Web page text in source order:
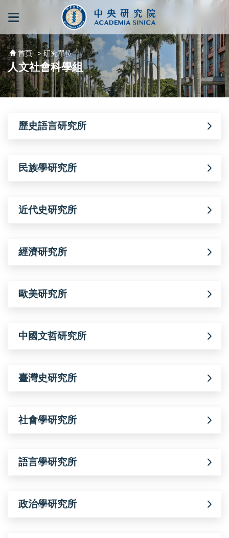
跳到主要內容區塊
首頁 > 研究單位
人文社會科學組
歷史語言研究所
民族學研究所
近代史研究所
經濟研究所
歐美研究所
中國文哲研究所
臺灣史研究所
社會學研究所
語言學研究所
政治學研究所